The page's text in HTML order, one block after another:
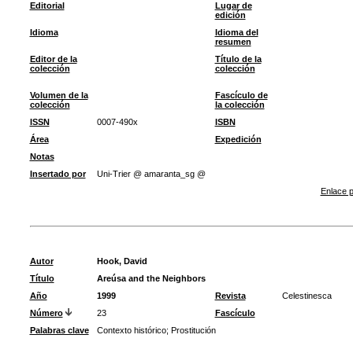
Editorial
Lugar de
edición
Idioma
Idioma del
resumen
Editor de la
colección
Título de la
colección
Volumen de la
colección
Fascículo de
la colección
ISSN
0007-490x
ISBN
Área
Expedición
Notas
Insertado por
Uni-Trier @ amaranta_sg @
Enlace
Autor
Hook, David
Título
Areúsa and the Neighbors
Año
1999 Revista
Celestinesca
Número
23
Fascículo
Palabras clave
Contexto histórico; Prostitución